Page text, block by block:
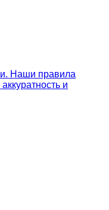
Наши правила
и